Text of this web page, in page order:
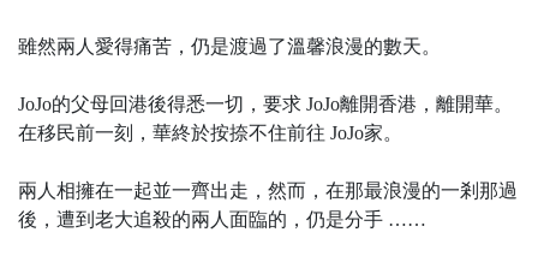
雖然兩人愛得痛苦，仍是渡過了溫馨浪漫的數天。
JoJo的父母回港後得悉一切，要求 JoJo離開香港，離開華。
在移民前一刻，華終於按捺不住前往 JoJo家。
兩人相擁在一起並一齊出走，然而，在那最浪漫的一剎那過
後，遭到老大追殺的兩人面臨的，仍是分手 ……